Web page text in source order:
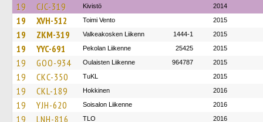
19 CJC-319 Kivistö 2014
19 XVH-512 Toimi Vento 2015
19 ZKM-319 Valkeakosken Liikenn 1444-1 2015
19 YYC-691 Pekolan Liikenne 25425 2015
19 GOO-934 Oulaisten Liikenne 964787 2015
19 CKC-350 TuKL 2015
19 CKL-189 Hokkinen 2016
19 YJH-620 Soisalon Liikenne 2016
19 LNH-816 TLO 2016